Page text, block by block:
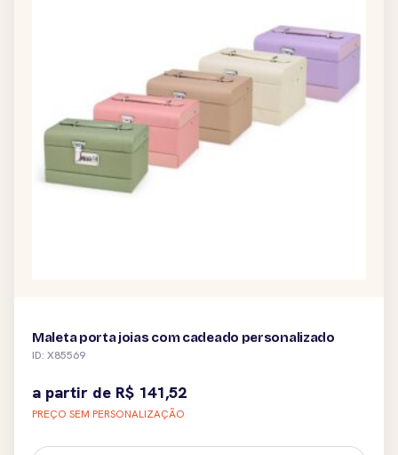
Maleta porta joias com cadeado personalizado
ID: X85569
a partir de R$ 141,52
PREÇO SEM PERSONALIZAÇÃO